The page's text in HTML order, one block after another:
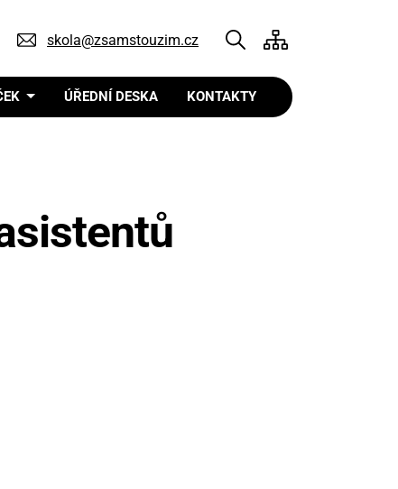
skola@zsamstouzim.cz
ÚŘEDNÍ DESKA KONTAKTY